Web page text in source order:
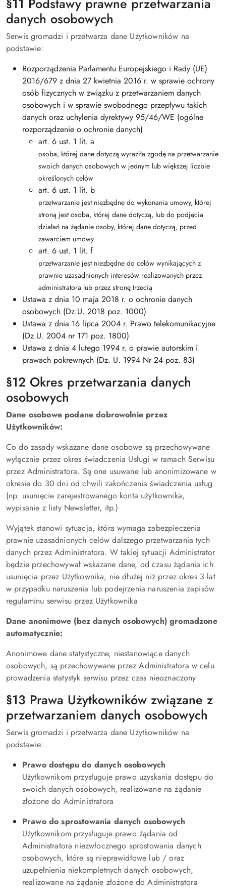
danych osobowych
Serwis gromadzi i przetwarza dane Użytkowników na
podstawie:
Rozporządzenia Parlamentu Europejskiego i Rady (UE)
2016/679 z dnia 27 kwietnia 2016 r. w sprawie ochrony
osób fizycznych w związku z przetwarzaniem danych
osobowych i w sprawie swobodnego przepływu takich
danych oraz uchylenia dyrektywy 95/46/WE (ogólne
rozporządzenie o ochronie danych)
art. 6 ust. 1 lit. a
osoba, której dane dotyczą wyraziła zgodę na przetwarzanie
swoich danych osobowych w jednym lub większej liczbie
określonych celów
art. 6 ust. 1 lit. b
przetwarzanie jest niezbędne do wykonania umowy, której
stroną jest osoba, której dane dotyczą, lub do podjęcia
działań na żądanie osoby, której dane dotyczą, przed
zawarciem umowy
art. 6 ust. 1 lit. f
przetwarzanie jest niezbędne do celów wynikających z
prawnie uzasadnionych interesów realizowanych przez
administratora lub przez stronę trzecią
Ustawa z dnia 10 maja 2018 r. o ochronie danych
osobowych (Dz.U. 2018 poz. 1000)
Ustawa z dnia 16 lipca 2004 r. Prawo telekomunikacyjne
(Dz.U. 2004 nr 171 poz. 1800)
Ustawa z dnia 4 lutego 1994 r. o prawie autorskim i
prawach pokrewnych (Dz. U. 1994 Nr 24 poz. 83)
§12 Okres przetwarzania danych
osobowych
Dane osobowe podane dobrowolnie przez
Użytkowników:
Co do zasady wskazane dane osobowe są przechowywane
wyłącznie przez okres świadczenia Usługi w ramach Serwisu
przez Administratora. Są one usuwane lub anonimizowane w
okresie do 30 dni od chwili zakończenia świadczenia usług
(np. usunięcie zarejestrowanego konta użytkownika,
wypisanie z listy Newsletter, itp.)
Wyjątek stanowi sytuacja, która wymaga zabezpieczenia
prawnie uzasadnionych celów dalszego przetwarzania tych
danych przez Administratora. W takiej sytuacji Administrator
będzie przechowywał wskazane dane, od czasu żądania ich
usunięcia przez Użytkownika, nie dłużej niż przez okres 3 lat
w przypadku naruszenia lub podejrzenia naruszenia zapisów
regulaminu serwisu przez Użytkownika
Dane anonimowe (bez danych osobowych) gromadzone
automatycznie:
Anonimowe dane statystyczne, niestanowiące danych
osobowych, są przechowywane przez Administratora w celu
prowadzenia statystyk serwisu przez czas nieoznaczony
§13 Prawa Użytkowników związane z
przetwarzaniem danych osobowych
Serwis gromadzi i przetwarza dane Użytkowników na
podstawie:
Prawo dostępu do danych osobowych
Użytkownikom przysługuje prawo uzyskania dostępu do
swoich danych osobowych, realizowane na żądanie
złożone do Administratora
Prawo do sprostowania danych osobowych
Użytkownikom przysługuje prawo żądania od
Administratora niezwłocznego sprostowania danych
osobowych, które są nieprawidłowe lub / oraz
uzupełnienia niekompletnych danych osobowych,
realizowane na żądanie złożone do Administratora